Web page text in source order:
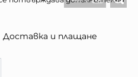
Доставка и плащане